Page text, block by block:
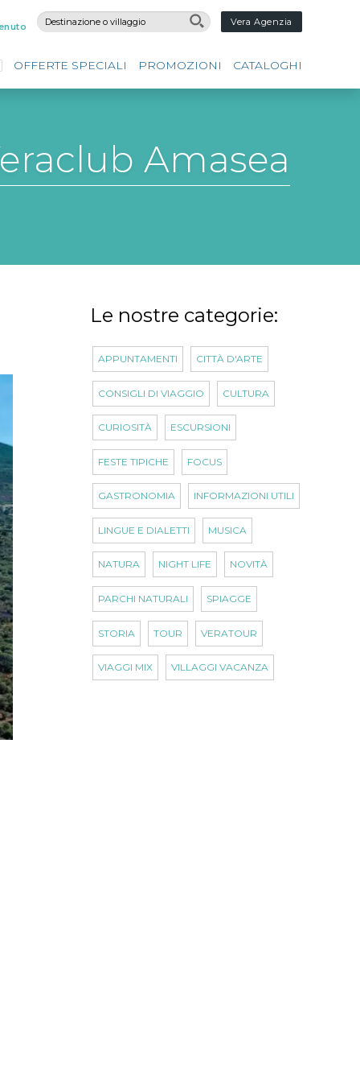
Vera Agenzia
OFFERTE SPECIALI PROMOZIONI CATALOGHI
Amasea
Le nostre categorie:
APPUNTAMENTI CITTÀ D'ARTE
CONSIGLI DI VIAGGIO CULTURA
CURIOSITÀ ESCURSIONI
FESTE TIPICHE FOCUS
GASTRONOMIA INFORMAZIONI UTILI
LINGUE E DIALETTI MUSICA
NATURA NIGHT LIFE NOVITÀ
PARCHI NATURALI SPIAGGE
STORIA TOUR VERATOUR
VIAGGI MIX VILLAGGI VACANZA